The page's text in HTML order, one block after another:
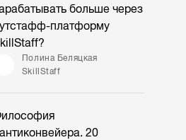
больше через
платформу
Полина Беляцкая
SkillStaff
20